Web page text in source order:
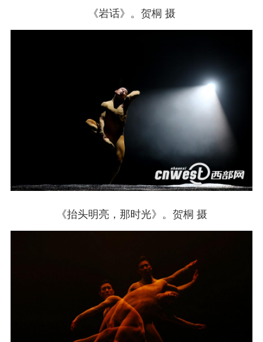
《岩话》。贺桐 摄
《抬头明亮，那时光》。贺桐 摄